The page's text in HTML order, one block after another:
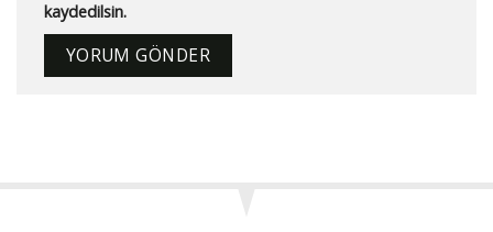
kaydedilsin.